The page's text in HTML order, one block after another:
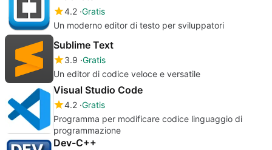
4.2 Gratis
Un moderno editor di testo per sviluppatori
Sublime Text
3.9 Gratis
Un editor di codice veloce e versatile
Visual Studio Code
4.2 Gratis
Programma per modificare codice linguaggio di
programmazione
Dev-C++